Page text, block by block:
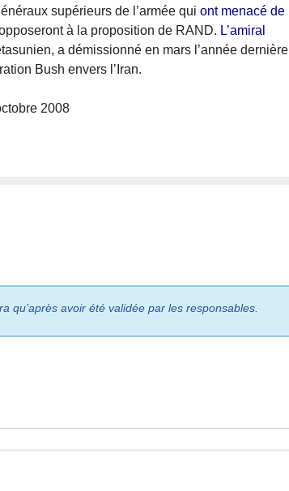
supérieurs de l’armée qui ont menacé de
à la proposition de RAND. L’amiral
a démissionné en mars l’année dernière
Bush envers l’Iran.
2008
qu’après avoir été validée par les responsables.